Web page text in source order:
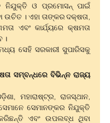
ନିଯୁକ୍ତି ଓ ପ୍ରମୋସନ୍ ପାଇଁ
। ଏହା ତାଙ୍କର ଦକ୍ଷତା,
ଏବଂ କାର୍ଯ୍ୟରେ କ୍ଷମତା
।
ସେହି ସରକାରୀ ସୁପାରିସକୁ
ସମ୍ବନ୍ଧରେ ବିଭିନ୍ନ ରାଜ୍ୟ
ମହାରାଷ୍ଟ୍ର, ରାଜସ୍ଥାନ,
ସେମାନଙ୍କର ନିଯୁକ୍ତି
ଏବଂ ଉପଲବ୍ଧ ଥିବା